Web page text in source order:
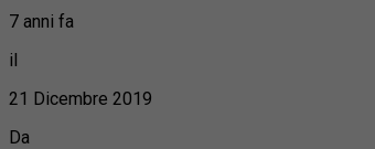
7 anni fa
il
21 Dicembre 2019
Da